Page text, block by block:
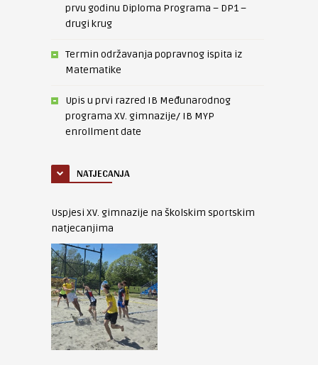
prvu godinu Diploma Programa – DP1 –
drugi krug
Termin održavanja popravnog ispita iz
Matematike
Upis u prvi razred IB Međunarodnog
programa XV. gimnazije/ IB MYP
enrollment date
NATJECANJA
Uspjesi XV. gimnazije na školskim sportskim
natjecanjima